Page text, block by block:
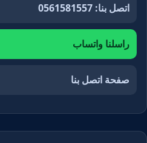
اتصل بنا: 0561581557
راسلنا واتساب
صفحة اتصل بنا